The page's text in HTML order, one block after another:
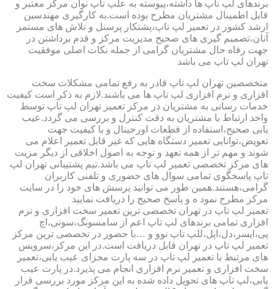
برندهای لپ تاپ ها داشته،پیوسته به علپ تاپ نوان مرکز معتبر و
قابل اطمینال مشتریان مطرح بوده است.به کارگیری مهندسین
ارشد کشور در تعمیر لپ تاپ،پشتکار پرسنل و تلاش های مستمر
آنان،تصمیم گیری های صحیح مدیریت مرکز و قدم برداشتن در
جهت رفاه حال مشتریان گرامی از جمله نکات اصلی موفقیت
تهران لپ تاپ می باشد
متخصصین تهران لپ تاپ قادر به رفع تمامی مشکلات سخت
افزاری و نرم افزاری لپ تاپ ها می باشند.لازم به ذکر است کیفیت
خدمات رسانی به مشتریان در مرکز تعمیر تهران لپ تاپ توسط
واحد ارتباط با مشتریان به دقت کنترل و بررسی می گردد.عیب
یابی صحیح،استفاده از قطعات اورجینال و با کیفیت جهت
تعویض،توانایی تعمیر دستگاه هایی که غیر قابل تعمیر اعلام می
شوند و مهم تر از همه تعهد و توجه به اصول اخلاقی از دیگر مزیت
های مرکز تخصصی تعمیر لپ تاپ می باشد.تیم پشتیبانی تهران لپ
تاپ پاسخگوی تمامی سوال های حضوری و تلفنی کاربران
گرامی،هستند.همین طور می توانید پرسش های خود را در سایت
مرکز مطرح نمود ه و پاسخ صحیح را دریافت نمایید
تعمیر لپ تاپ در تهران تخصصی ترین تعمیر سخت افزاری و نرم
افزاری تمامی برندهای لپ تاپ اعم از سامسونگ،سونی،اچ
پی،ایسر،دل،اپل،للپ تاپ نوو و …با حضور در تخصصی ترین مرکز
تعمیر لپ تاپ در تهران قابل دریافت است.در این مرکز،سرویس
های مرتبط با تعمیر لپ تاپ در سه پارت مجزای عیب یابی،تعمیر
سخت افزاری و تعمیر نرم افزاری انجام می پذیرد.در پارت عیب
یابی،لپ تاپ های تحویل داده شده به این مرکز مورد بررسی قرار